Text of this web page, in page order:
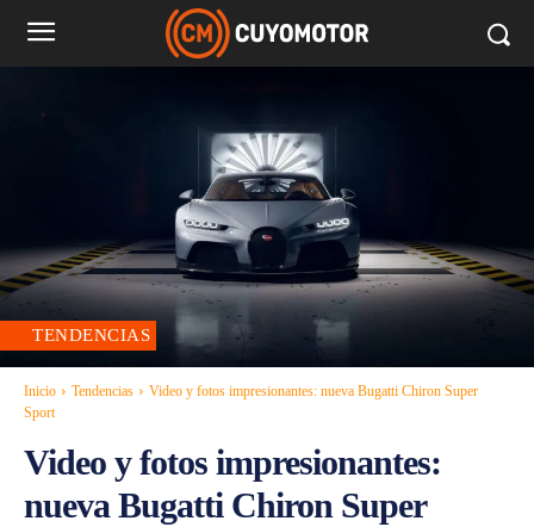
TENDENCIAS
Inicio Tendencias
Video y fotos impresionantes: nueva Bugatti Chiron Super
Sport
Video y fotos impresionantes:
nueva Bugatti Chiron Super